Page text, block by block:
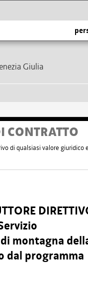
Giulia
CONTRATTO
di qualsiasi valore giuridico
montagna
dal programma